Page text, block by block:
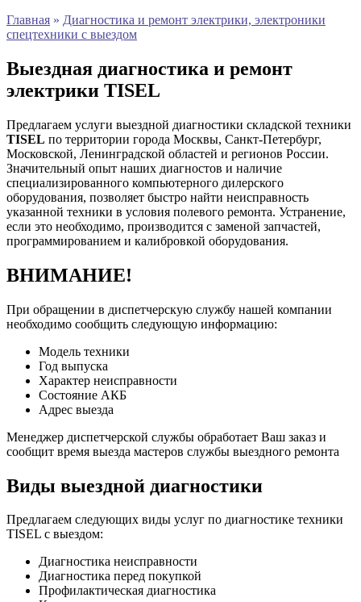
Главная » Диагностика и ремонт электрики, электроники
спецтехники с выездом
Выездная диагностика и ремонт
электрики TISEL
Предлагаем услуги выездной диагностики складской техники
TISEL по территории города Москвы, Санкт-Петербург,
Московской, Ленинградской областей и регионов России.
Значительный опыт наших диагностов и наличие
специализированного компьютерного дилерского
оборудования, позволяет быстро найти неисправность
указанной техники в условия полевого ремонта. Устранение,
если это необходимо, производится с заменой запчастей,
программированием и калибровкой оборудования.
ВНИМАНИЕ!
При обращении в диспетчерскую службу нашей компании
необходимо сообщить следующую информацию:
Модель техники
Год выпуска
Характер неисправности
Состояние АКБ
Адрес выезда
Менеджер диспетчерской службы обработает Ваш заказ и
сообщит время выезда мастеров службы выездного ремонта
Виды выездной диагностики
Предлагаем следующих виды услуг по диагностике техники
TISEL с выездом:
Диагностика неисправности
Диагностика перед покупкой
Профилактическая диагностика